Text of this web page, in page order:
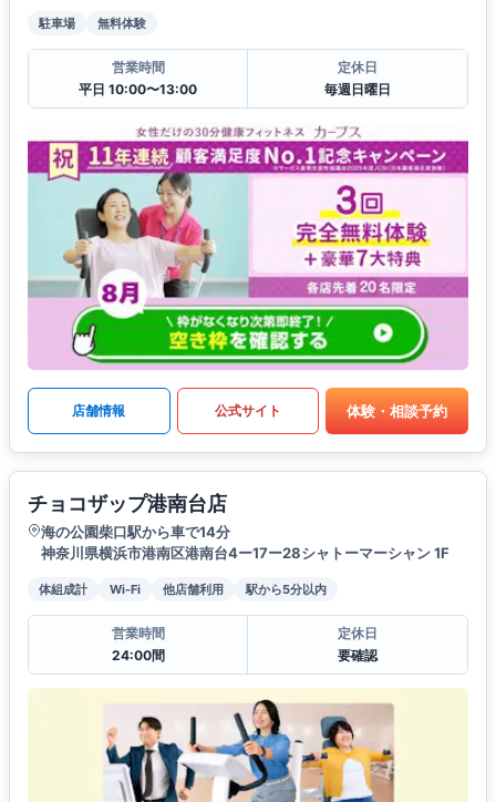
駐車場 無料体験
営業時間
平日 10:00〜13:00
定休日
毎週日曜日
店舗情報 公式サイト 体験・相談予約
チョコザップ港南台店
海の公園柴口駅から車で14分
神奈川県横浜市港南区港南台4ー17ー28シャトーマーシャン 1F
体組成計 Wi-Fi 他店舗利用 駅から5分以内
営業時間
24:00間
定休日
要確認